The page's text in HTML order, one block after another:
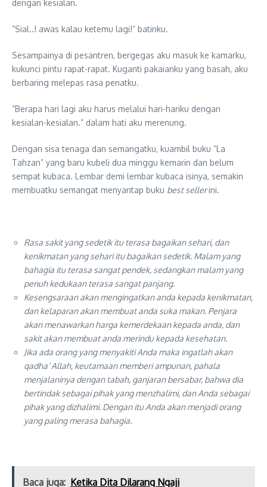
dengan kesialan.
”Sial..! awas kalau ketemu lagi!” batinku.
Sesampainya di pesantren, bergegas aku masuk ke kamarku,
kukunci pintu rapat-rapat. Kuganti pakaianku yang basah, aku
berbaring melepas rasa penatku.
”Berapa hari lagi aku harus melalui hari-hariku dengan
kesialan-kesialan.” dalam hati aku merenung.
Dengan sisa tenaga dan semangatku, kuambil buku ”La
Tahzan” yang baru kubeli dua minggu kemarin dan belum
sempat kubaca. Lembar demi lembar kubaca isinya, semakin
membuatku semangat menyantap buku best sellerini.
Rasa sakit yang sedetik itu terasa bagaikan sehari, dan
kenikmatan yang sehari itu bagaikan sedetik. Malam yang
bahagia itu terasa sangat pendek, sedangkan malam yang
penuh kedukaan terasa sangat panjang.
Kesengsaraan akan mengingatkan anda kepada kenikmatan,
dan kelaparan akan membuat anda suka makan. Penjara
akan menawarkan harga kemerdekaan kepada anda, dan
sakit akan membuat anda merindu kepada kesehatan.
Jika ada orang yang menyakiti Anda maka ingatlah akan
qadha’ Allah, keutamaan memberi ampunan, pahala
menjalaninya dengan tabah, ganjaran bersabar, bahwa dia
bertindak sebagai pihak yang menzhalimi, dan Anda sebagai
pihak yang dizhalimi. Dengan itu Anda akan menjadi orang
yang paling merasa bahagia.
Baca juga: Ketika Dita Dilarang Ngaji